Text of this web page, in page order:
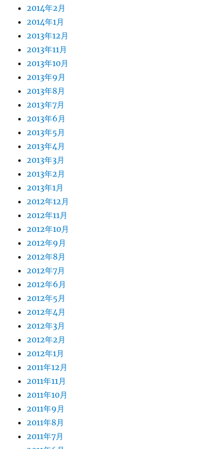
2014年2月
2014年1月
2013年12月
2013年11月
2013年10月
2013年9月
2013年8月
2013年7月
2013年6月
2013年5月
2013年4月
2013年3月
2013年2月
2013年1月
2012年12月
2012年11月
2012年10月
2012年9月
2012年8月
2012年7月
2012年6月
2012年5月
2012年4月
2012年3月
2012年2月
2012年1月
2011年12月
2011年11月
2011年10月
2011年9月
2011年8月
2011年7月